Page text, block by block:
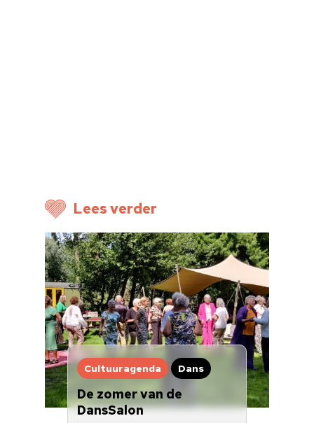
Lees verder
Cultuuragenda Dans
De zomer van de
DansSalon
Over ons
Nieuwsbrief
Doneren